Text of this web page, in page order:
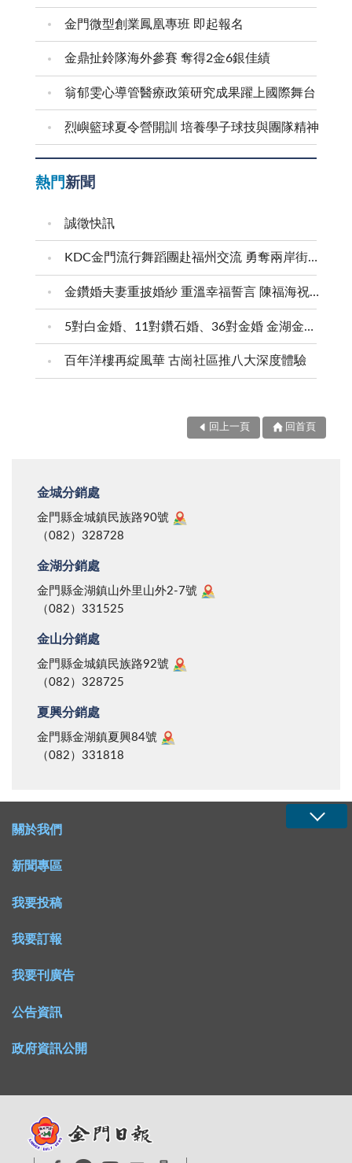
金門微型創業鳳凰專班 即起報名
金鼎扯鈴隊海外參賽 奪得2金6銀佳績
翁郁雯心導管醫療政策研究成果躍上國際舞台
烈嶼籃球夏令營開訓 培養學子球技與團隊精神
熱門新聞
誠徵快訊
KDC金門流行舞蹈團赴福州交流 勇奪兩岸街舞賽三等獎
金鑽婚夫妻重披婚紗 重溫幸福誓言 陳福海祝福牽手半世紀 情深相守成典範
5對白金婚、11對鑽石婚、36對金婚 金湖金沙夫妻共享榮耀時刻 陳福海表揚金鑽婚夫妻 向半世紀相守家庭典範致敬
百年洋樓再綻風華 古崗社區推八大深度體驗
回上一頁 回首頁
金城分銷處
金門縣金城鎮民族路90號
（082）328728
金湖分銷處
金門縣金湖鎮山外里山外2-7號
（082）331525
金山分銷處
金門縣金城鎮民族路92號
（082）328725
夏興分銷處
金門縣金湖鎮夏興84號
（082）331818
關於我們
新聞專區
我要投稿
我要訂報
我要刊廣告
公告資訊
政府資訊公開